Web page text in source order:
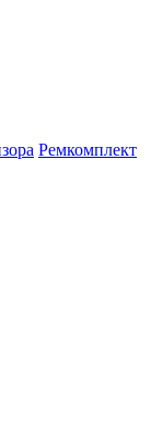
Ремкомплект